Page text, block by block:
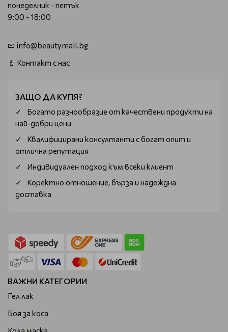
понеделник - петък
9:00 - 18:00
info@beautymall.bg
Контакт с нас
ЗАЩО ДА КУПЯ?
Богатo разнообразие от качествени продукти на
най-добри цени
Квалифицирани консултанти с богат опит и
отлична репутация
Индивидуален подход към всеки клиент
Коректно отношение, бърза и надеждна
доставка
ВАЖНИ КАТЕГОРИИ
Гел лак
Боя за коса